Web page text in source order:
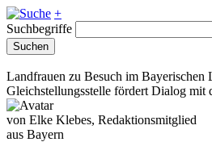
+
Suchbegriffe
Suchen
Landfrauen zu Besuch im Bayerischen
Gleichstellungsstelle fördert Dialog mit
von Elke Klebes, Redaktionsmitglied
aus Bayern